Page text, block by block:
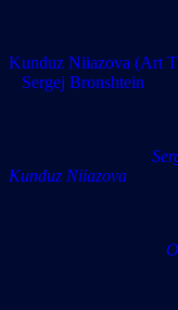
Kunduz
Sergej Bronshtein
Sergej
Kunduz Niiazova